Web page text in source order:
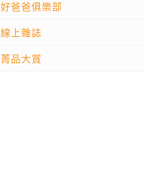
好爸爸俱樂部
線上雜誌
菁品大賞